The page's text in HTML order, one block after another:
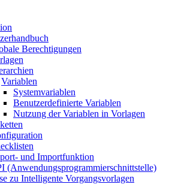
Berechtigungen
Variablen
Systemvariablen
Benutzerdefinierte Variablen
Nutzung der Variablen in Vorlagen
und Importfunktion
(Anwendungsprogrammierschnittstelle)
zu Intelligente Vorgangsvorlagen